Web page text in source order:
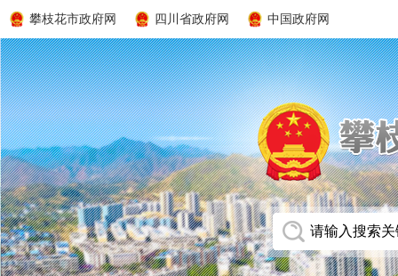
攀枝花市政府网 四川省政府网 中国政府网